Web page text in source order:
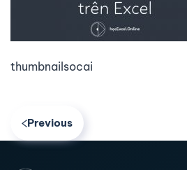
thumbnailsocai
Previous